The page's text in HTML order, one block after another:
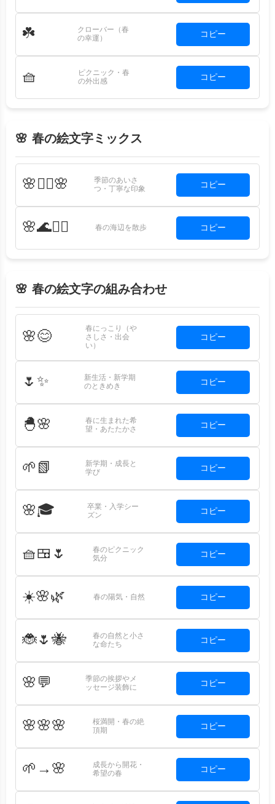
☘️
クローバー（春
の幸運）
コピー
🧺
ピクニック・春
の外出感
コピー
🌸 春の絵文字ミックス
🌸🙇‍♀️🌸
季節のあいさ
つ・丁寧な印象
コピー
🌸🌊🚶‍♀️ 春の海辺を散歩 コピー
🌸 春の絵文字の組み合わせ
🌸😊
春にっこり（や
さしさ・出会
い）
コピー
🌷✨
新生活・新学期
のときめき
コピー
🐣🌸
春に生まれた希
望・あたたかさ
コピー
🌱📗
新学期・成長と
学び
コピー
🌸🎓
卒業・入学シー
ズン
コピー
🧺🍱🌷
春のピクニック
気分
コピー
☀️🌸🌿 春の陽気・自然 コピー
🐞🌷🐝
春の自然と小さ
な命たち
コピー
🌸💬
季節の挨拶やメ
ッセージ装飾に
コピー
🌸🌸🌸
桜満開・春の絶
頂期
コピー
🌱→🌸
成長から開花・
希望の春
コピー